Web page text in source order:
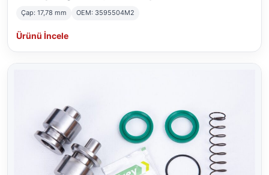
Çap: 17,78 mm OEM: 3595504M2
Ürünü İncele